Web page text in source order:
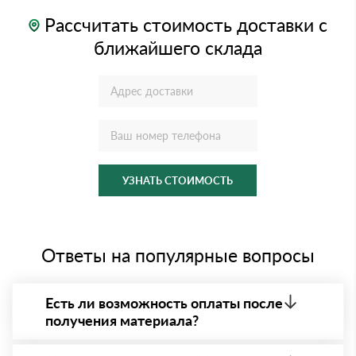
Рассчитать стоимость доставки с
ближайшего склада
УЗНАТЬ СТОИМОСТЬ
Ответы на популярные вопросы
Есть ли возможность оплаты после
получения материала?